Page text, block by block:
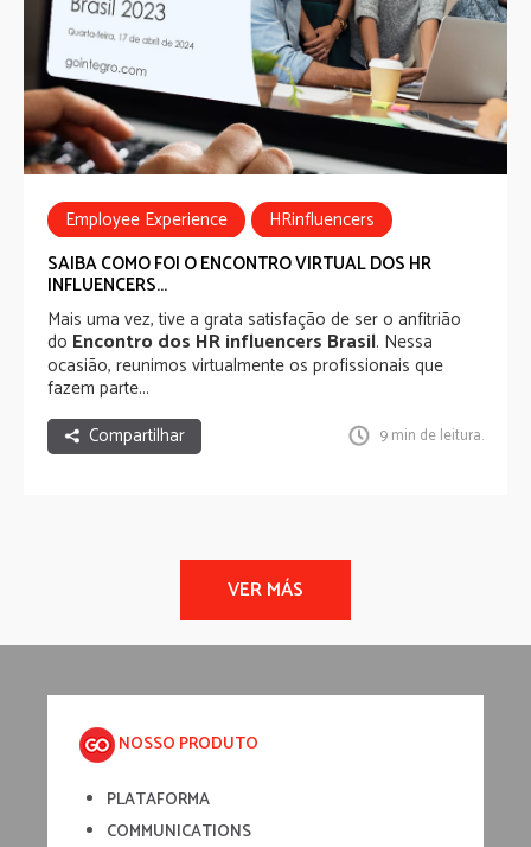
Employee Experience
HRinfluencers
SAIBA COMO FOI O ENCONTRO VIRTUAL DOS HR
INFLUENCERS...
Mais uma vez, tive a grata satisfação de ser o anfitrião
do Encontro dos HR influencers Brasil. Nessa
ocasião, reunimos virtualmente os profissionais que
fazem parte...
Compartilhar
9 min de leitura.
NOSSO PRODUTO
PLATAFORMA
COMMUNICATIONS